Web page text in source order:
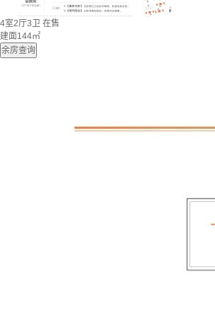
4室2厅3卫 在售
建面144㎡
余房查询